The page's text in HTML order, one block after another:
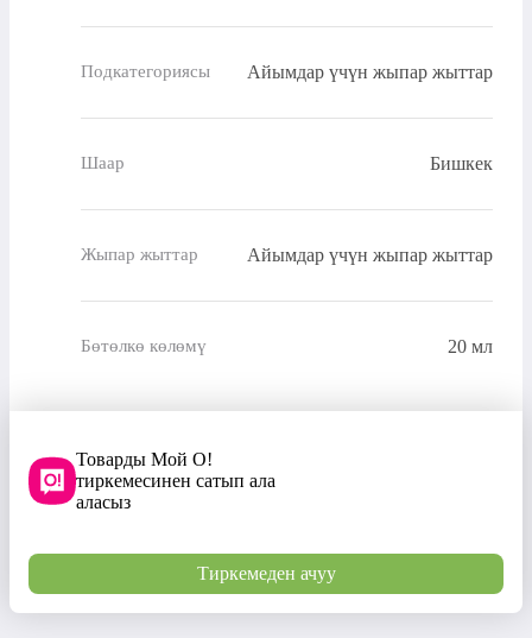
Подкатегориясы Айымдар үчүн жыпар жыттар
Шаар Бишкек
Жыпар жыттар Айымдар үчүн жыпар жыттар
Бөтөлкө көлөмү 20 мл
Товарды Мой О!
тиркемесинен сатып ала
аласыз
Тиркемеден ачуу